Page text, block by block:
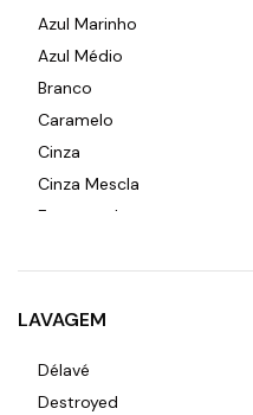
Azul Marinho
Azul Médio
Branco
Caramelo
Cinza
Cinza Mescla
Estampado
Marrom
Nude
Ocre
LAVAGEM
Délavé
Destroyed